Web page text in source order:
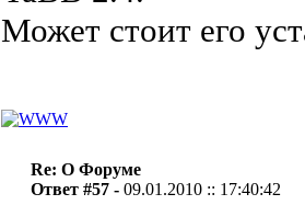
Может стоит его
Re: О Форуме
Ответ #57 -09.01.2010 :: 17:40:42